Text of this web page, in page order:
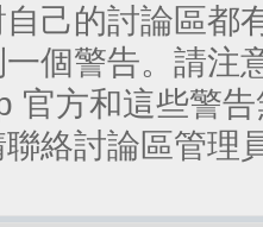
己的討論區都
個警告。請注
官方和這些警
絡討論區管理